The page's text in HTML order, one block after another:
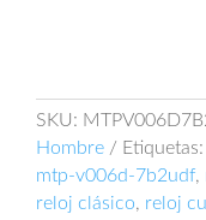
SKU:
Hombre
Etiquetas:
mtp-v006d-7b2udf,
reloj clásico, reloj